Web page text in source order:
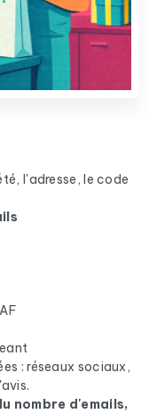
l'adresse, le code
: réseaux sociaux,
nombre d'emails,